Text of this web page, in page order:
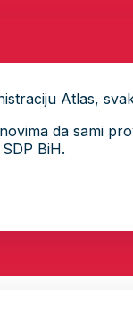
Atlas,
da sami
BiH.